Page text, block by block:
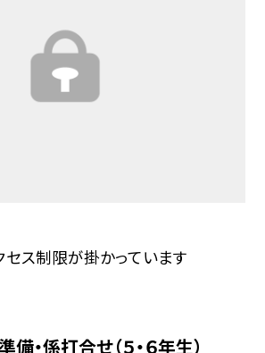
セス制限が掛かっています
・係打合せ（５・６年生）